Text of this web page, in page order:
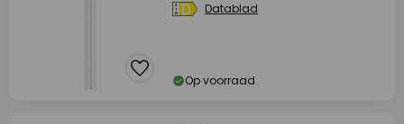
Datablad
Op voorraad